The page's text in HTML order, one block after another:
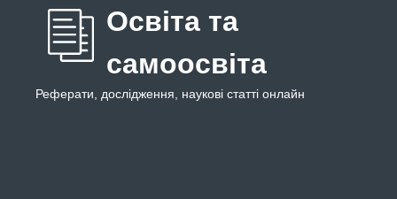
Освіта та
самоосвіта
Реферати, дослідження, наукові статті онлайн